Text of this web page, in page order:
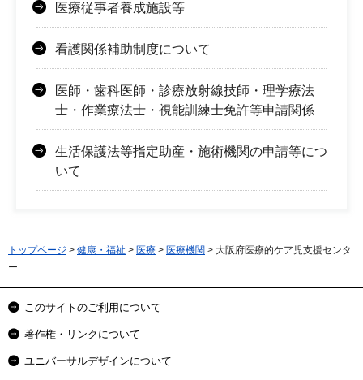
医療従事者養成施設等
看護関係補助制度について
医師・歯科医師・診療放射線技師・理学療法
士・作業療法士・視能訓練士免許等申請関係
生活保護法等指定助産・施術機関の申請等につ
いて
トップページ > 健康・福祉 > 医療 > 医療機関 > 大阪府医療的ケア児支援センタ
ー
このサイトのご利用について
著作権・リンクについて
ユニバーサルデザインについて